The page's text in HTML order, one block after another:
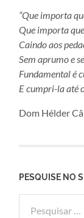
“Que importa
Que importa
Caindo aos
Sem aprumo e
Fundamental é
E cumpri-la até
Dom Hélder
PESQUISE NO
por: